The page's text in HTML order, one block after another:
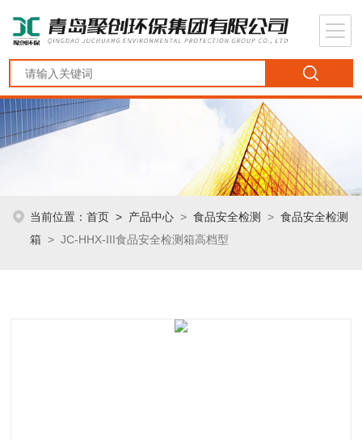
当前位置：首页 > 产品中心 >食品安全检测 >食品安全检测
箱 > JC-HHX-III食品安全检测箱高档型